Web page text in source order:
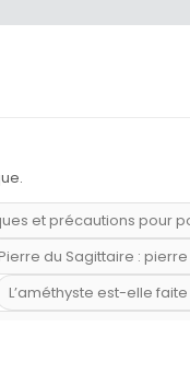
et précautions pour
du Sagittaire :
L’améthyste est-elle